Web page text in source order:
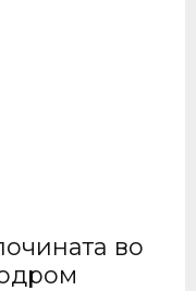
во